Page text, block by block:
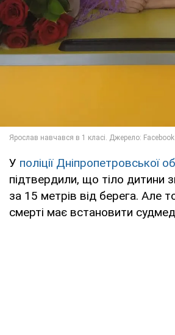
У поліції Дніпропетровської
підтвердили, що тіло дитини
за 15 метрів від берега. Але
смерті має встановити